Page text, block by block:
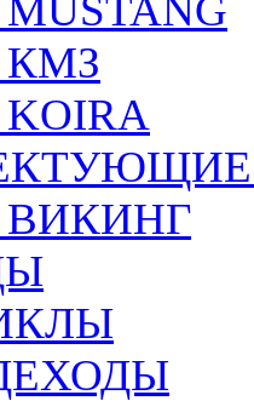
КМЗ
ВИКИНГ